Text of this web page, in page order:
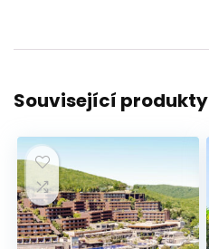
Související produkty